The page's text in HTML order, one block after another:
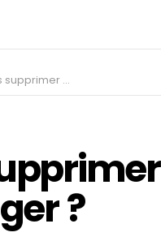
Messenger ?
?